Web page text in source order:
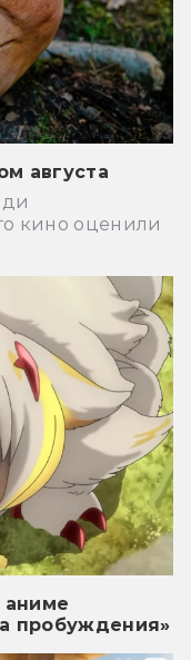
августа
кино оценили
пробуждения»